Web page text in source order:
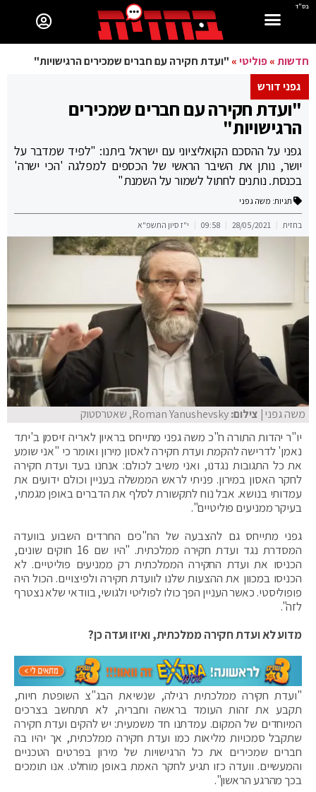
בס"ד
חדשות»פוליטי» "ועדת חקירה עם חברים שמכירים הרגישויות"
גפני דורש
"ועדת חקירה עם חברים שמכירים
הרגישויות"
גפני על ההסכם הקואליציוני עם ישראל ביתנו: "לפיד שמדבר על
יושר, נותן את השיבר הראשי של הכספים למפלגה 'הכי ישרה'
בכנסת. נותנים לחתול לשמור על השמנת"
תגיות: משה גפני
בחזית 28/05/2021
09:58 י"ז סיון התשפ"א
משה גפני| צילום:Roman Yanushevsky, שאטרסטוק
יו"ר יהדות התורה ח"כ משה גפני מתייחס בראיון לאריה זיסמן ב'יתד
נאמן' לדרישה להקמת ועדת חקירה לאסון מירון ואומר כי "אני שומע
את כל התגובות נגדנו, ואני משיב לכולם: אנחנו בעד ועדת חקירה
לחקר האסון במירון. פניתי לראש הממשלה בעניין וכולם ידועים את
עמדותי בנושא. אבל נוח לתקשורת לסלף את הדברים באופן מגמתי,
בעיקר ממניעים פוליטיים".
גפני מתייחס גם להצבעה של הח"כים החרדים השבוע בוועדה
המסדרת נגד ועדת חקירה ממלכתית. "היו שם 16 חוקים שונים,
הכניסו את ועדת החקירה הממלכתית רק ממניעים פוליטיים. לא
הכניסו במכוון את ההצעות שלנו לוועדת חקירה ולפיצויים. הכול היה
פופוליסטי. כאשר העניין הפך כולו לפוליטי ולגושי, בוודאי שלא נצטרף
לזה".
מדוע לא ועדת חקירה ממלכתית, ואיזו ועדה כן?
"ועדת חקירה ממלכתית רגילה, שנשיאת הבג"צ השופטת חיות,
תקבע את זהות העומד בראשה וחבריה, לא תתחשב בצרכים
המיוחדים של המקום. עמדתנו חד משמעית: יש להקים ועדת חקירה
שתקבל סמכויות מליאות כמו ועדת חקירה ממלכתית, אך יהיו בה
חברים שמכירים את כל הרגישויות של מירון בפרטים הטכניים
והמעשיים. וועדה כזו תגיע לחקר האמת באופן מוחלט. אנו תומכים
בכך מהרגע הראשון".